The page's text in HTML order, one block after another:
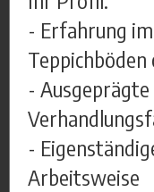
- Erfahrung
-
-
Arbeitsweise